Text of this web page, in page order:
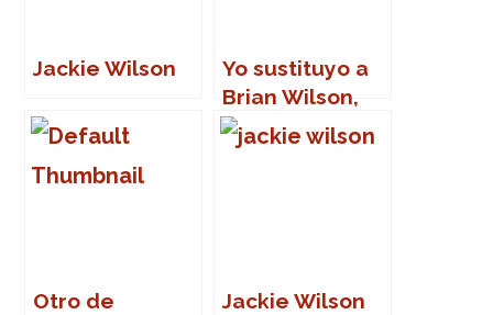
Jackie Wilson
Yo sustituyo a
Brian Wilson,
sin problema
Otro de
Jackie Wilson